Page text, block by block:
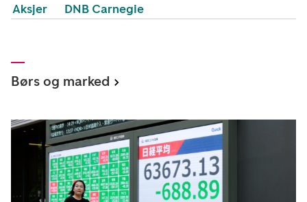
Aksjer DNB Carnegie
Børs og marked